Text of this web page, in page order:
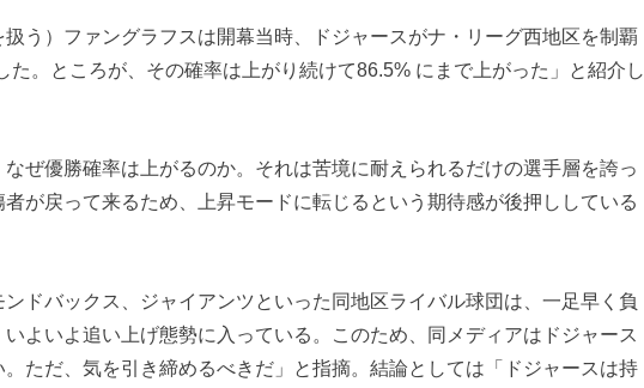
う）ファングラフスは開幕当時、ドジャースがナ・リーグ西地区を制覇
た。ところが、その確率は上がり続けて86.5% にまで上がった」と紹介し
ぜ優勝確率は上がるのか。それは苦境に耐えられるだけの選手層を誇っ
が戻って来るため、上昇モードに転じるという期待感が後押ししている
ドバックス、ジャイアンツといった同地区ライバル球団は、一足早く負
よいよ追い上げ態勢に入っている。このため、同メディアはドジャース
ただ、気を引き締めるべきだ」と指摘。結論としては「ドジャースは持